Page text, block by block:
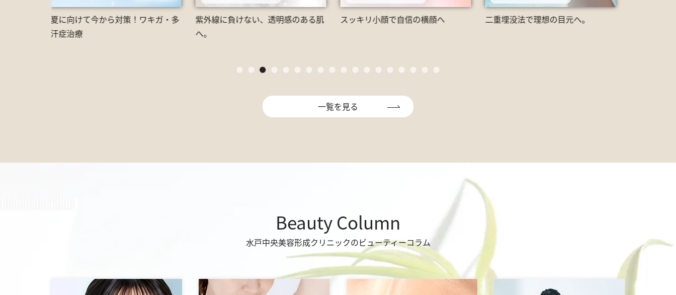
紫外線に負けない、透明感のある肌
へ。
スッキリ小顔で自信の横顔へ 二重埋没法で理想の目元へ。
夏本番前に、紫外線に負けない肌づ
一覧を見る
Beauty Column
水戸中央美容形成クリニックのビューティーコラム